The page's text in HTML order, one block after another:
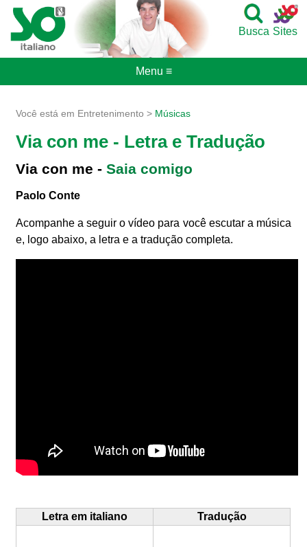
Sites
Busca
Você está em Entretenimento > Músicas
Via con me - Letra e Tradução
Via con me -Saia comigo
Paolo Conte
Acompanhe a seguir o vídeo para você escutar a música
e, logo abaixo, a letra e a tradução completa.
Letra em italiano Tradução